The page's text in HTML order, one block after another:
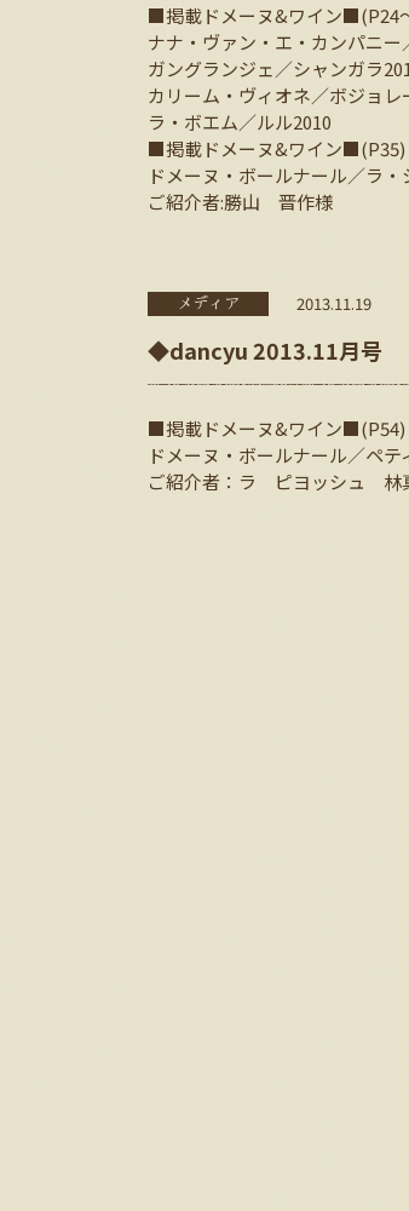
■掲載ドメーヌ&ワイン■(P24
ナナ・ヴァン・エ・カンパニ
ガングランジェ／シャンガラ
カリーム・ヴィオネ／ボジョ
ラ・ボエム／ルル2010
■掲載ドメーヌ&ワイン■(P35)
ドメーヌ・ボールナール／ラ・
ご紹介者:勝山 晋作様
メディア 2013.11.19
◆dancyu 2013.11月号
■掲載ドメーヌ&ワイン■(P54)
ドメーヌ・ボールナール／ペ
ご紹介者：ラ ピヨッシュ 林